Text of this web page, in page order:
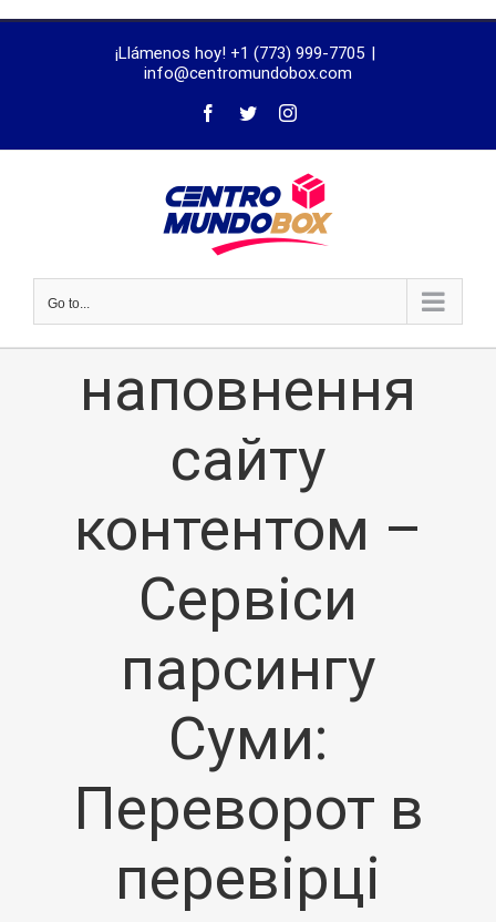
¡Llámenos hoy! +1 (773) 999-7705 |
info@centromundobox.com
Go to...
наповнення
сайту
контентом –
Сервіси
парсингу
Суми:
Переворот в
перевірці